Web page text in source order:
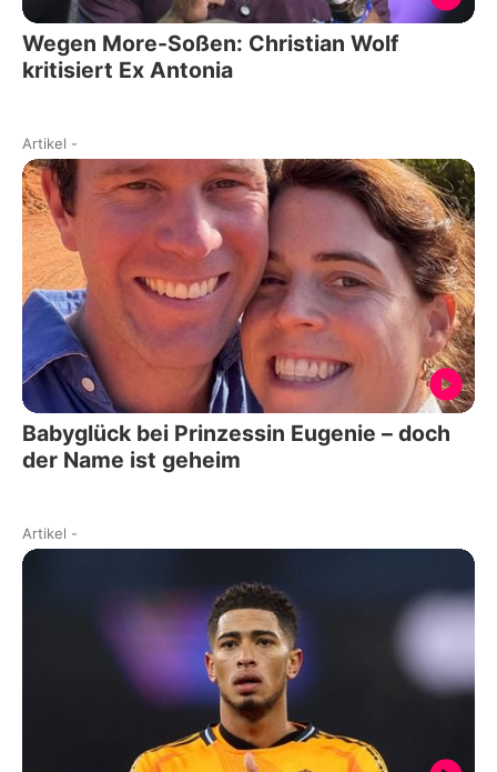
Wegen More-Soßen: Christian Wolf
kritisiert Ex Antonia
Artikel -
Babyglück bei Prinzessin Eugenie – doch
der Name ist geheim
Artikel -